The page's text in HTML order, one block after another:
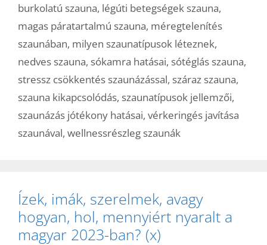
burkolatú szauna, légúti betegségek szauna,
magas páratartalmú szauna, méregtelenítés
szaunában, milyen szaunatípusok léteznek,
nedves szauna, sókamra hatásai, sótéglás szauna,
stressz csökkentés szaunázással, száraz szauna,
szauna kikapcsolódás, szaunatípusok jellemzői,
szaunázás jótékony hatásai, vérkeringés javítása
szaunával, wellnessrészleg szaunák
Ízek, imák, szerelmek, avagy
hogyan, hol, mennyiért nyaralt a
magyar 2023-ban? (x)